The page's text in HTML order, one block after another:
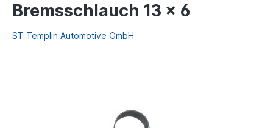
Bremsschlauch 13 x 6
ST Templin Automotive GmbH